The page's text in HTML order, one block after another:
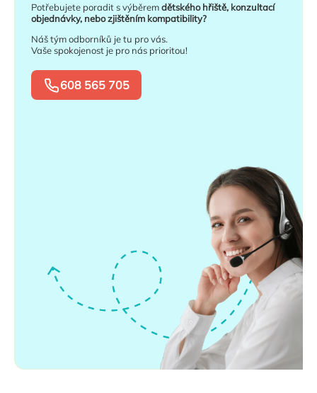
Potřebujete poradit s výběremdětského hřiště, konzultací
objednávky, nebo zjištěním kompatibility?
Náš tým odborníků je tu pro vás.
Vaše spokojenost je pro nás prioritou!
608 565 705